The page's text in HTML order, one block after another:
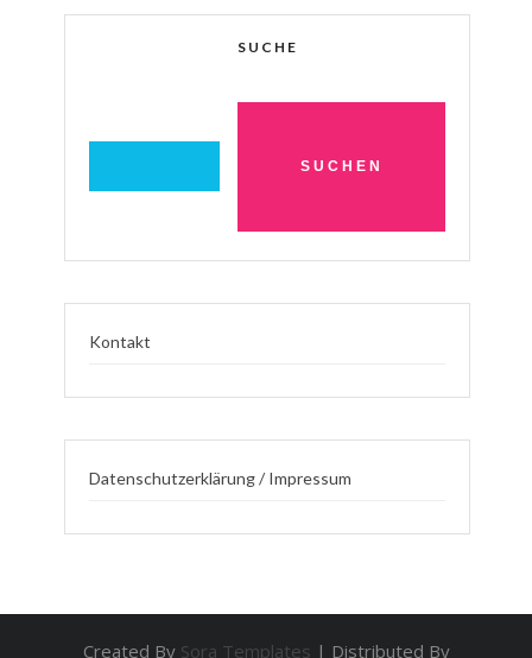
SUCHE
Kontakt
Datenschutzerklärung / Impressum
Created By Sora Templates | Distributed By